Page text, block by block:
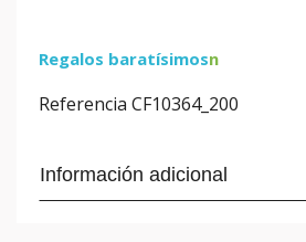
Regalos baratísimosn
Referencia CF10364_200
Información adicional